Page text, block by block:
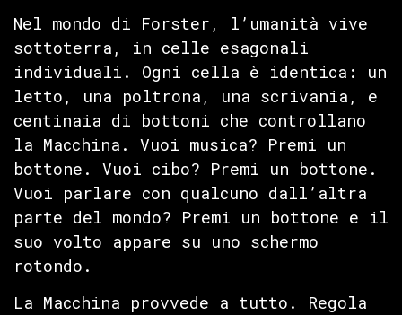
Nel mondo di Forster, l’umanità vive
sottoterra, in celle esagonali
individuali. Ogni cella è identica: un
letto, una poltrona, una scrivania, e
centinaia di bottoni che controllano
la Macchina. Vuoi musica? Premi un
bottone. Vuoi cibo? Premi un bottone.
Vuoi parlare con qualcuno dall’altra
parte del mondo? Premi un bottone e il
suo volto appare su uno schermo
rotondo.
La Macchina provvede a tutto. Regola